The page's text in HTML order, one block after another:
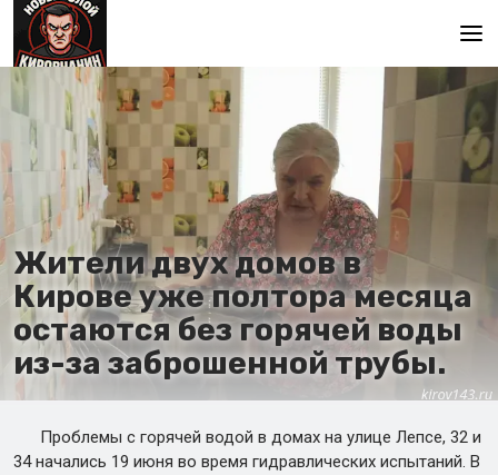
Главная
Жители двух домов в
Кирове уже полтора месяца
остаются без горячей воды
из-за заброшенной трубы.
Проблемы с горячей водой в домах на улице Лепсе, 32 и
34 начались 19 июня во время гидравлических испытаний. В